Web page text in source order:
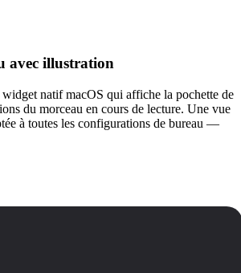
avec illustration
natif macOS qui affiche la pochette de
du morceau en cours de lecture. Une vue
à toutes les configurations de bureau —